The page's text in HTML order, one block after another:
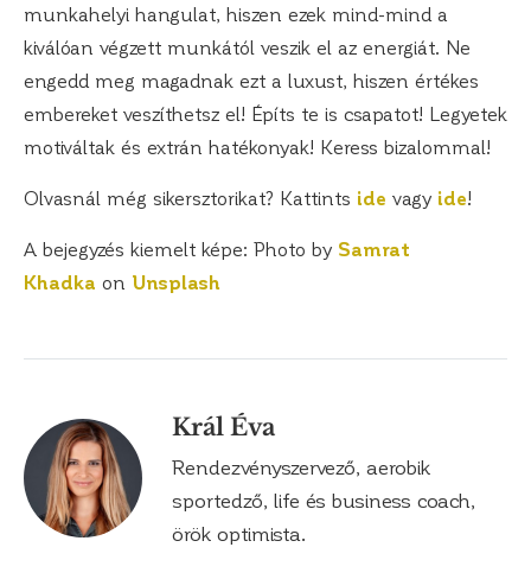
munkahelyi hangulat, hiszen ezek mind-mind a
kiválóan végzett munkától veszik el az energiát. Ne
engedd meg magadnak ezt a luxust, hiszen értékes
embereket veszíthetsz el! Építs te is csapatot! Legyetek
motiváltak és extrán hatékonyak! Keress bizalommal!
Olvasnál még sikersztorikat? Kattints ide vagy ide!
A bejegyzés kiemelt képe: Photo by Samrat
Khadka on Unsplash
Král Éva
Rendezvényszervező, aerobik
sportedző, life és business coach,
örök optimista.